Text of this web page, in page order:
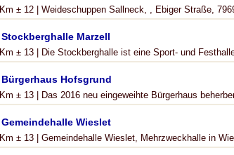
Km ± 12 | Weideschuppen Sallneck, , Ebiger Straße,
Stockberghalle Marzell
Km ± 13 | Die Stockberghalle ist eine Sport- und
Bürgerhaus Hofsgrund
Km ± 13 | Das 2016 neu eingeweihte Bürgerhaus
Gemeindehalle Wieslet
Km ± 13 | Gemeindehalle Wieslet, Mehrzweckhalle in